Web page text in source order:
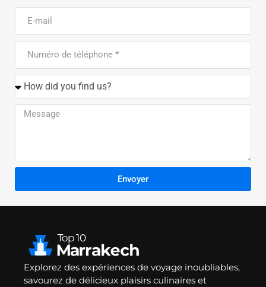
Envoyer
Explorez des expériences de voyage inoubliables,
savourez de délicieux plaisirs culinaires et